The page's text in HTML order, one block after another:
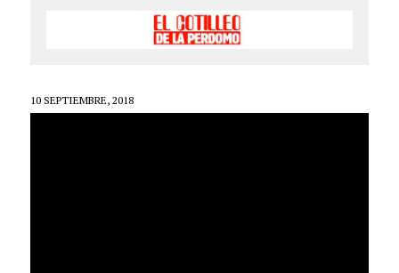
10 SEPTIEMBRE, 2018